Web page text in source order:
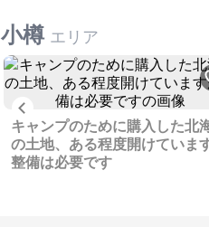
小樽 エリア
Previous
キャンプのために購入した北
の土地、ある程度開けていま
整備は必要です